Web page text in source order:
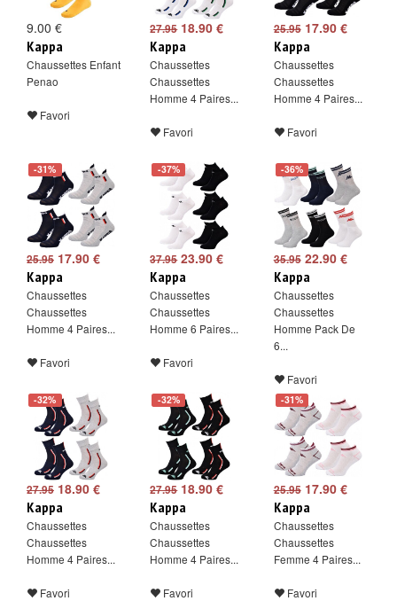
9.00 €
Kappa
Chaussettes Enfant
Penao
Favori
27.9518.90 €
Kappa
Chaussettes
Chaussettes
Homme 4 Paires...
Favori
25.9517.90 €
Kappa
Chaussettes
Chaussettes
Homme 4 Paires...
Favori
-31%
25.95 17.90 €
Kappa
Chaussettes
Chaussettes
Homme 4 Paires...
Favori
-37%
37.9523.90 €
Kappa
Chaussettes
Chaussettes
Homme 6 Paires...
Favori
-36%
35.9522.90 €
Kappa
Chaussettes
Chaussettes
Homme Pack De
6...
Favori
-32%
27.95 18.90 €
Kappa
Chaussettes
Chaussettes
Homme 4 Paires...
Favori
-32%
27.9518.90 €
Kappa
Chaussettes
Chaussettes
Homme 4 Paires...
Favori
-31%
25.9517.90 €
Kappa
Chaussettes
Chaussettes
Femme 4 Paires...
Favori